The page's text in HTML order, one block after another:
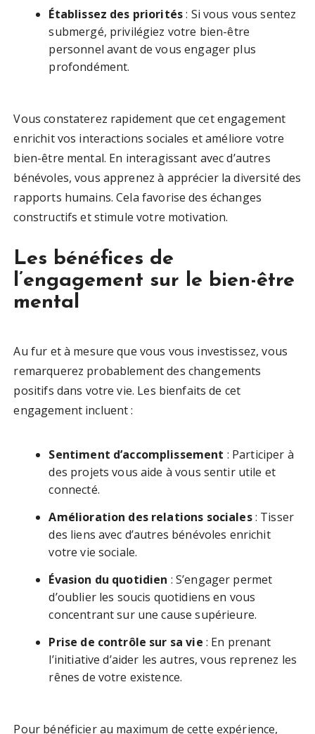
Établissez des priorités: Si vous vous sentez
submergé, privilégiez votre bien-être
personnel avant de vous engager plus
profondément.
Vous constaterez rapidement que cet engagement
enrichit vos interactions sociales et améliore votre
bien-être mental. En interagissant avec d’autres
bénévoles, vous apprenez à apprécier la diversité des
rapports humains. Cela favorise des échanges
constructifs et stimule votre motivation.
Les bénéfices de
l’engagement sur le bien-être
mental
Au fur et à mesure que vous vous investissez, vous
remarquerez probablement des changements
positifs dans votre vie. Les bienfaits de cet
engagement incluent :
Sentiment d’accomplissement : Participer à
des projets vous aide à vous sentir utile et
connecté.
Amélioration des relations sociales: Tisser
des liens avec d’autres bénévoles enrichit
votre vie sociale.
Évasion du quotidien : S’engager permet
d’oublier les soucis quotidiens en vous
concentrant sur une cause supérieure.
Prise de contrôle sur sa vie : En prenant
l’initiative d’aider les autres, vous reprenez les
rênes de votre existence.
Pour bénéficier au maximum de cette expérience,